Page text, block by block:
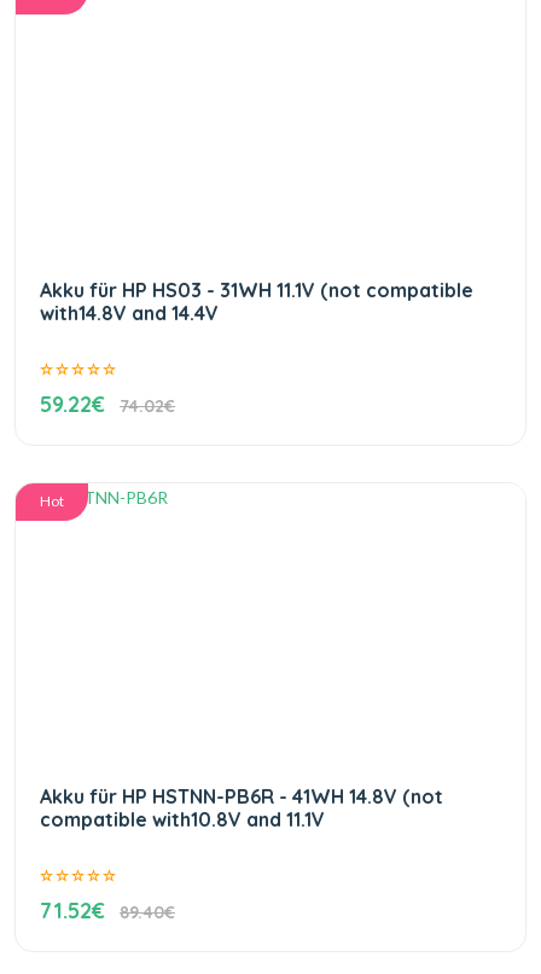
Akku für HP HS03 - 31WH 11.1V (not compatible
with14.8V and 14.4V
59.22€ 74.02€
Hot
Akku für HP HSTNN-PB6R - 41WH 14.8V (not
compatible with10.8V and 11.1V
71.52€ 89.40€